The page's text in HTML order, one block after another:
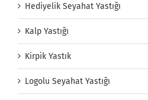
Hediyelik Seyahat Yastığı
Kalp Yastığı
Kirpik Yastık
Logolu Seyahat Yastığı